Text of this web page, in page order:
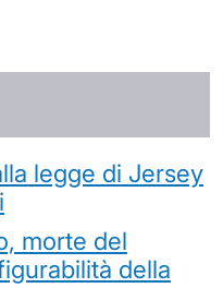
legge di Jersey
morte del
della